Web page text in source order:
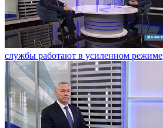
службы работают в усиленном режиме